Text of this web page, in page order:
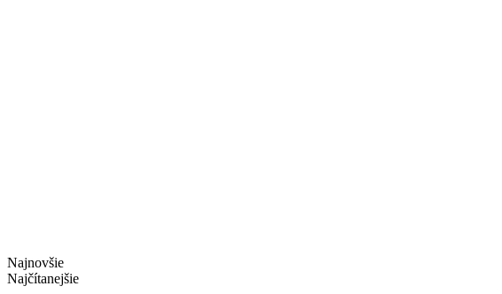
Najnovšie
Najčítanejšie